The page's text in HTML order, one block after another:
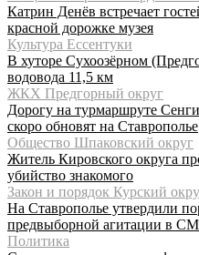
Катрин Денёв встречает
красной дорожке музея
Культура Ессентуки
В хуторе Сухоозёрном
водовода 11,5 км
ЖКХ Предгорный округ
Дорогу на турмаршруте
скоро обновят на Ставрополье
Общество Шпаковский округ
Житель Кировского округа
убийство знакомого
Закон и порядок Курский
На Ставрополье утвердили
предвыборной агитации в
Политика